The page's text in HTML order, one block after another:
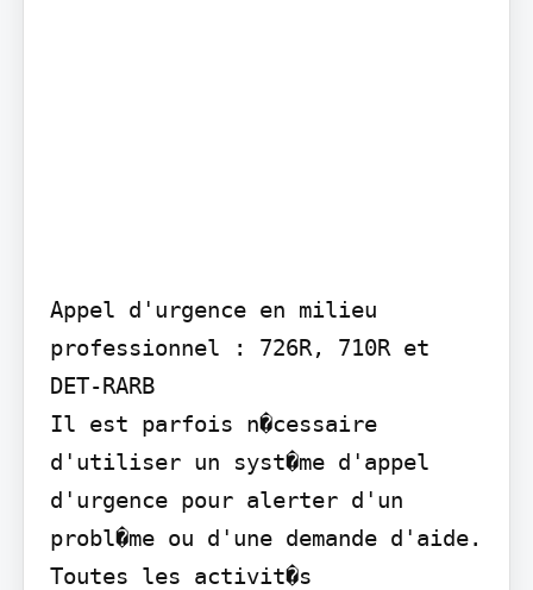
Appel d'urgence en milieu
professionnel : 726R, 710R et
DET-RARB
Il est parfois n�cessaire
d'utiliser un syst�me d'appel
d'urgence pour alerter d'un
probl�me ou d'une demande d'aide.
Toutes les activit�s